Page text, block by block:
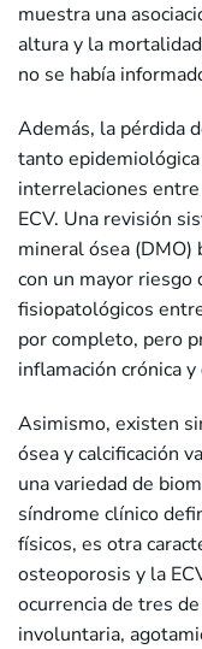
muestra una
altura y la
no se había
Además, la pérdida
tanto
interrelaciones
ECV. Una revisión
mineral ósea (DMO)
con un mayor riesgo
fisiopatológicos
por completo, pero
inflamación crónica y
Asimismo, existen
ósea y calcificación
una variedad de
síndrome clínico
físicos, es otra
osteoporosis y la
ocurrencia de tres
involuntaria,